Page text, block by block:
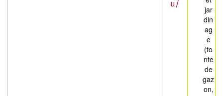
u/
jar
din
ag
e
(to
nte
de
gaz
on,